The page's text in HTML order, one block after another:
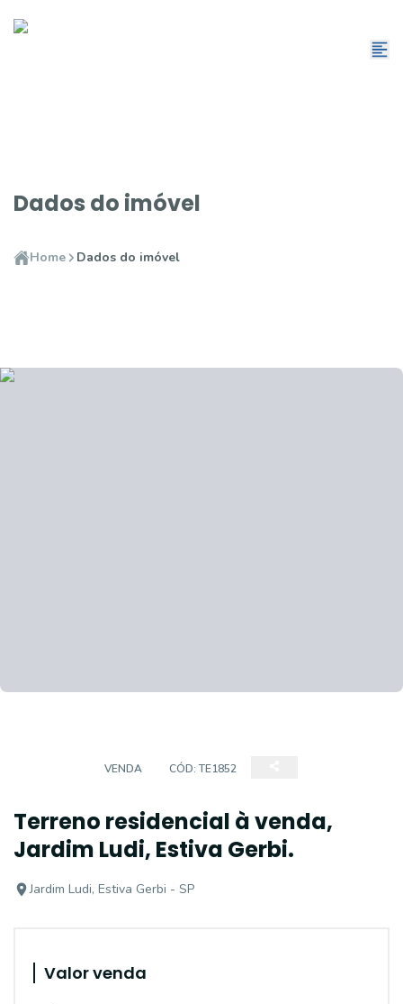
Dados do imóvel
Home Dados do imóvel
VENDA CÓD:TE1852
Terreno residencial à venda,
Jardim Ludi, Estiva Gerbi.
Jardim Ludi, Estiva Gerbi - SP
Valor venda